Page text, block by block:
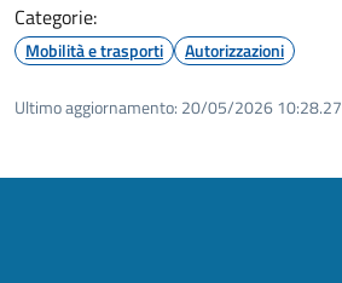
Categorie:
Mobilità e trasporti Autorizzazioni
Ultimo aggiornamento: 20/05/2026 10:28.27